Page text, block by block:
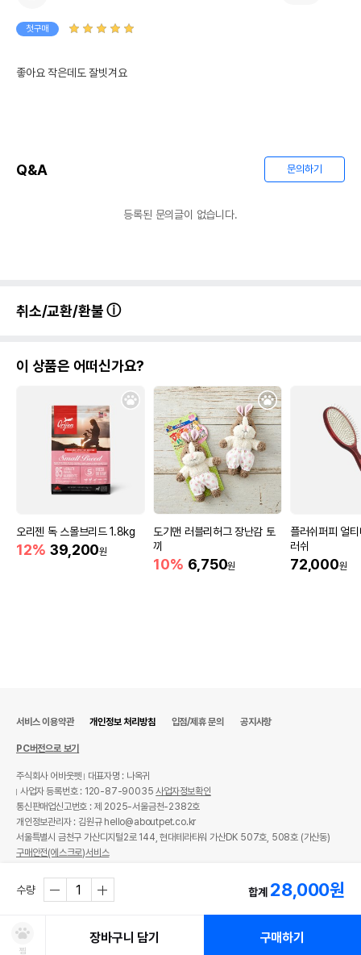
첫구매
좋아요 작은데도 잘빗겨요
Q&A 문의하기
등록된 문의글이 없습니다.
취소/교환/환불
이 상품은 어떠신가요?
오리젠 독 스몰브리드 1.8kg
12% 39,200원
도기맨 러블리허그 장난감 토
끼
10% 6,750원
플러쉬퍼피 얼
러쉬
72,000원
수량 합계 28,000원
찜
장바구니 담기 구매하기
서비스 이용약관 개인정보 처리방침 입점/제휴 문의 공지사항
PC버전으로 보기
주식회사 어바웃펫
대표자명 : 나옥귀
사업자 등록번호 : 120-87-90035사업자정보확인
통신판매업신고번호 : 제 2025-서울금천-2382호
개인정보관리자 : 김원규 hello@aboutpet.co.kr
서울특별시 금천구 가산디지털2로 144, 현대테라타워 가산DK 507호, 508호 (가산동)
구매안전(에스크로)서비스